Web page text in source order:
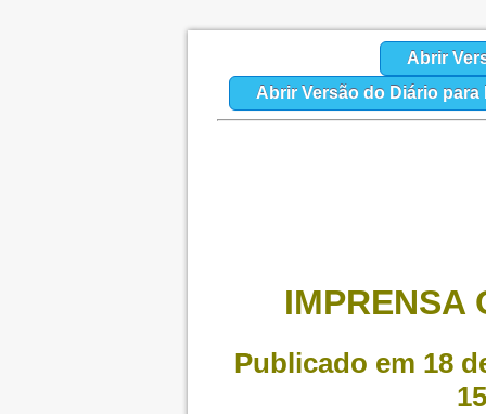
Abrir
Abrir Versão do Diário para
IMPRENSA
Publicado em 18